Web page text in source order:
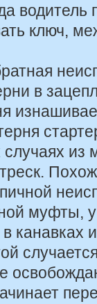
ключ,
в
из
муфты,
в